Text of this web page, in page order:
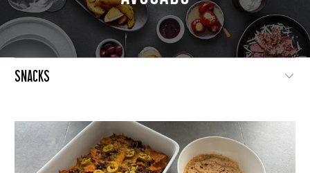
SNACKS